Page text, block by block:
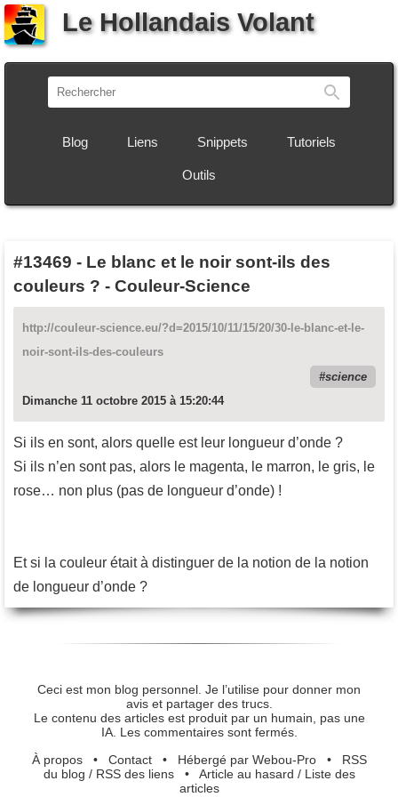
Le Hollandais Volant
Blog Liens Snippets Tutoriels
Outils
#13469 - Le blanc et le noir sont-ils des
couleurs ? - Couleur-Science
http://couleur-science.eu/?d=2015/10/11/15/20/30-le-blanc-et-le-
noir-sont-ils-des-couleurs
science
Dimanche 11 octobre 2015 à 15:20:44
Si ils en sont, alors quelle est leur longueur d’onde ?
Si ils n’en sont pas, alors le magenta, le marron, le gris, le
rose… non plus (pas de longueur d’onde) !
Et si la couleur était à distinguer de la notion de la notion
de longueur d’onde ?
Ceci est mon blog personnel. Je l’utilise pour donner mon
avis et partager des trucs.
Le contenu des articles est produit par un humain, pas une
IA. Les commentaires sont fermés.
À propos• Contact• Hébergé par Webou-Pro• RSS
du blog / RSS des liens• Article au hasard / Liste des
articles